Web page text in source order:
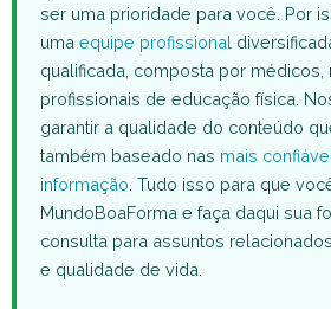
ser uma prioridade para você. Por
uma equipe profissional
qualificada, composta por médicos,
profissionais de educação física.
garantir a qualidade do conteúdo
também baseado nas mais
informação . Tudo isso para que
MundoBoaForma e faça daqui sua
consulta para assuntos
e qualidade de vida.